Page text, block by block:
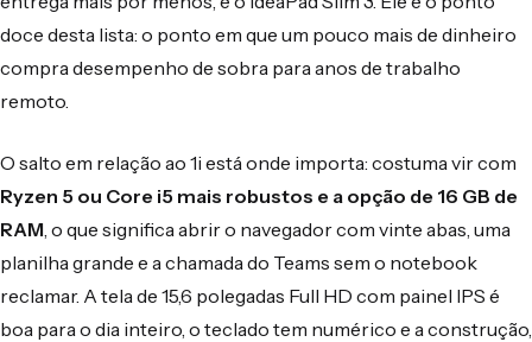
doce desta lista: o ponto em que um pouco mais de dinheiro
compra desempenho de sobra para anos de trabalho
remoto.
O salto em relação ao 1i está onde importa: costuma vir com
Ryzen 5 ou Core i5 mais robustos e a opção de 16 GB de
RAM, o que significa abrir o navegador com vinte abas, uma
planilha grande e a chamada do Teams sem o notebook
reclamar. A tela de 15,6 polegadas Full HD com painel IPS é
boa para o dia inteiro, o teclado tem numérico e a construção,